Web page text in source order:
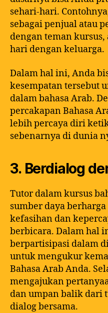
sehari-hari.
sebagai penjual atau
dengan teman
hari dengan keluarga.
Dalam hal ini, Anda
kesempatan tersebut
dalam bahasa Arab.
percakapan Bahasa
lebih percaya diri
sebenarnya di dunia
3. Berdialog
Tutor dalam kursus
sumber daya
kefasihan dan
berbicara. Dalam hal
berpartisipasi dalam
untuk mengukur
Bahasa Arab Anda.
mengajukan
dan umpan balik dari
dialog bersama.